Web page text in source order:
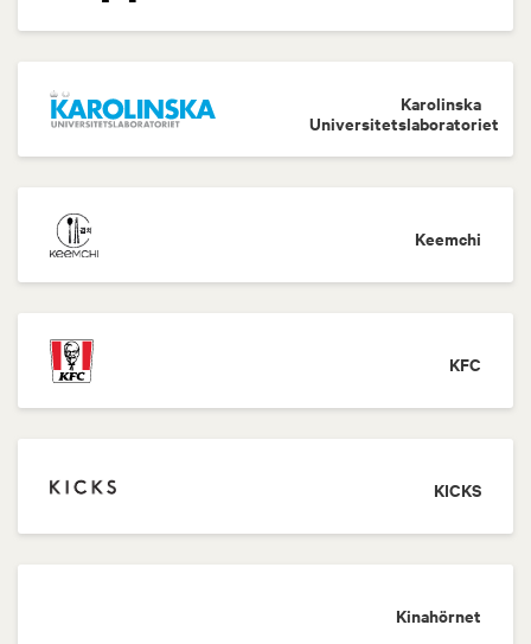
Karolinska
Universitetslaboratoriet
Keemchi
KFC
KICKS
Kinahörnet